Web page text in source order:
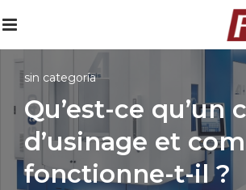
sin categoría
Qu’est-ce qu’un
d’usinage et
fonctionne-t-il ?